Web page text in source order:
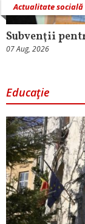
Actualitate socială
Subvenţii
07 Aug, 2026
Educaţie